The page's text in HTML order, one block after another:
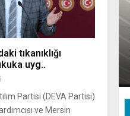
tıkanıklığı
uyg..
Partisi (DEVA Partisi)
ve Mersin